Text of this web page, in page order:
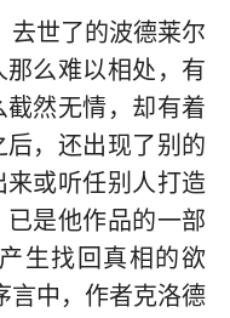
去世了的波德莱尔
么难以相处，有
然无情，却有着
，还出现了别的
或听任别人打造
是他作品的一部
生找回真相的欲
言中，作者克洛德